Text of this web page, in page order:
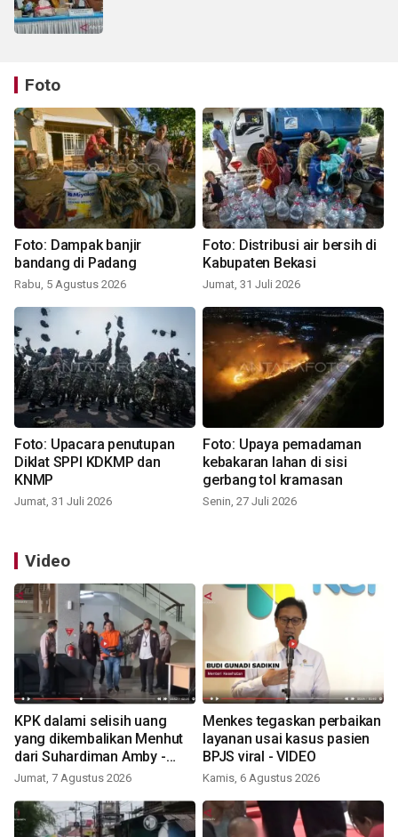
Foto
Foto: Dampak banjir
bandang di Padang
Rabu, 5 Agustus 2026
Foto: Distribusi air bersih di
Kabupaten Bekasi
Jumat, 31 Juli 2026
Foto: Upacara penutupan
Diklat SPPI KDKMP dan
KNMP
Jumat, 31 Juli 2026
Foto: Upaya pemadaman
kebakaran lahan di sisi
gerbang tol kramasan
Senin, 27 Juli 2026
Video
KPK dalami selisih uang
yang dikembalikan Menhut
dari Suhardiman Amby -
VIDEO
Jumat, 7 Agustus 2026
Menkes tegaskan perbaikan
layanan usai kasus pasien
BPJS viral - VIDEO
Kamis, 6 Agustus 2026